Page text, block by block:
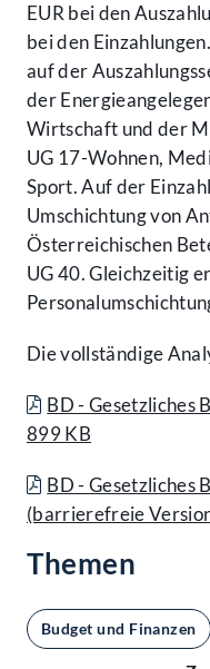
EUR bei den
bei den
auf der
der
Wirtschaft und der
UG 17-Wohnen,
Sport. Auf der
Umschichtung von
Österreichischen
UG 40. Gleichzeitig
Die vollständige
BD - Gesetzliches
899 KB
BD - Gesetzliches
(barrierefreie
Themen
Budget und Finanzen